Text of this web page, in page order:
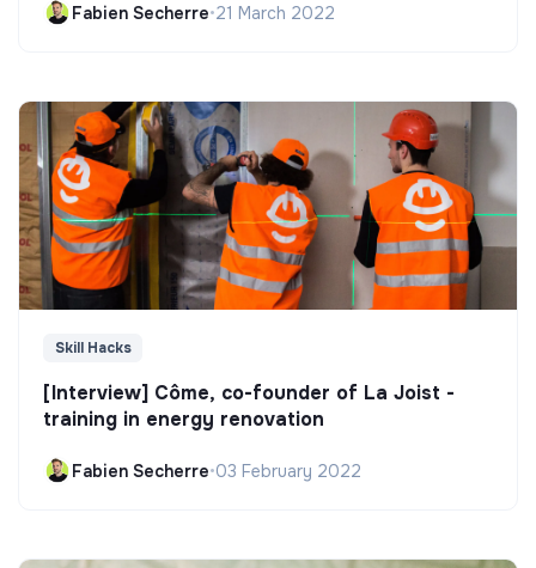
Fabien Secherre•21 March 2022
Skill Hacks
[Interview] Côme, co-founder of La Joist -
training in energy renovation
Fabien Secherre•03 February 2022